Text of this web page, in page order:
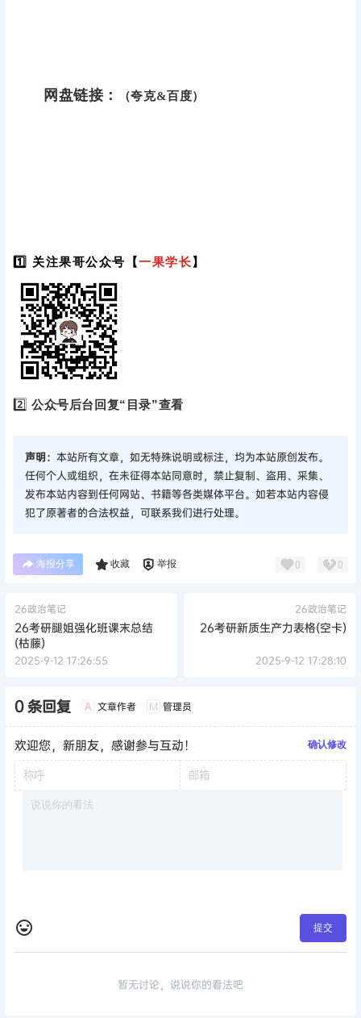
网盘链接： （夸克&百度）
1️⃣ 关注果哥公众号【一果学长】
2️⃣公众号后台回复“目录”查看
声明： 本站所有文章，如无特殊说明或标注，均为本站原创发布。
任何个人或组织，在未征得本站同意时，禁止复制、盗用、采集、
发布本站内容到任何网站、书籍等各类媒体平台。如若本站内容侵
犯了原著者的合法权益，可联系我们进行处理。
海报分享 收藏 举报 0 0
26政治笔记
26考研腿姐强化班课末总结
(枯藤)
2025-9-12 17:26:55
26政治笔记
26考研新质生产力表格(空卡)
2025-9-12 17:28:10
0 条回复 A 文章作者 M 管理员
欢迎您，新朋友，感谢参与互动！ 确认修改
提交
暂无讨论，说说你的看法吧